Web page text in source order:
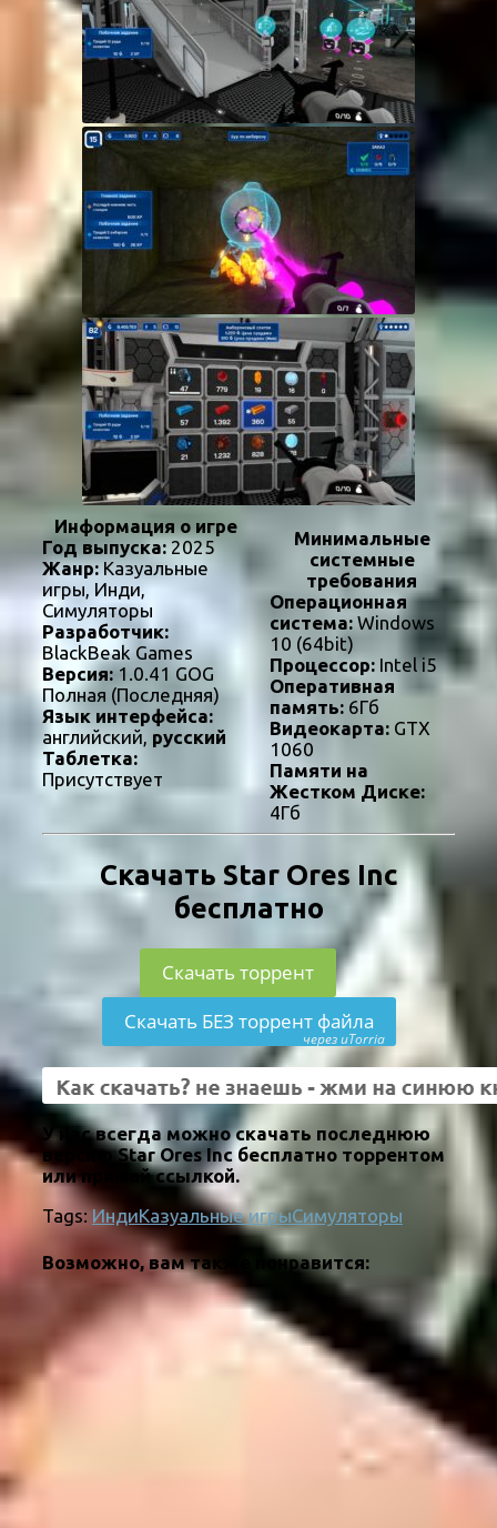
Информация о игре
Год выпуска:2025
Жанр:Казуальные
игры, Инди,
Симуляторы
Разработчик:
BlackBeak Games
Версия: 1.0.41 GOG
Полная (Последняя)
Язык интерфейса:
английский, русский
Таблетка:
Присутствует
Минимальные
системные
требования
Операционная
система:Windows
10 (64bit)
Процессор:Intel i5
Оперативная
память:6Гб
Видеокарта:GTX
1060
Памяти на
Жестком Диске:
4Гб
Скачать Star Ores Inc
бесплатно
Скачать торрент
Скачать БЕЗ торрент файла
через uTorria
У нас всегда можно скачать последнюю
версию Star Ores Inc бесплатно торрентом
или прямой ссылкой.
Tags: ИндиКазуальные игрыСимуляторы
Возможно, вам также понравится: